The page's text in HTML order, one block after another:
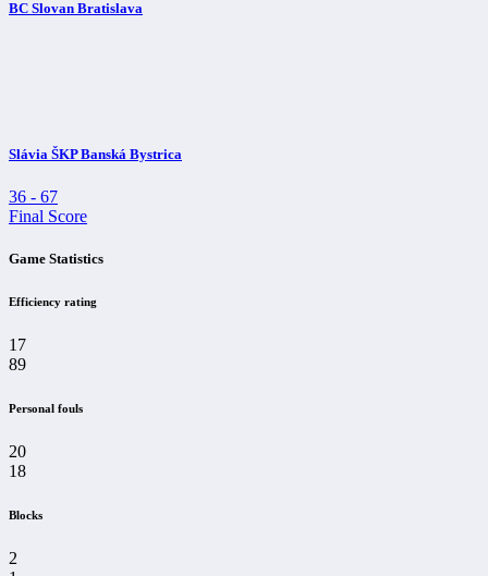
BC Slovan Bratislava
Slávia ŠKP Banská Bystrica
36 - 67
Final Score
Game Statistics
Efficiency rating
17
89
Personal fouls
20
18
Blocks
2